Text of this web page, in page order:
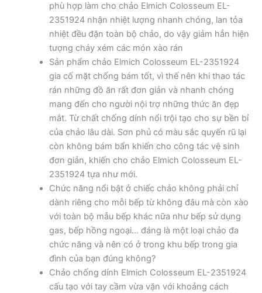
phù hợp làm cho chảo Elmich Colosseum EL-
2351924 nhận nhiệt lượng nhanh chóng, lan tỏa
nhiệt đều đặn toàn bộ chảo, do vậy giảm hẳn hiện
tượng cháy xém các món xào rán
Sản phẩm chảo Elmich Colosseum EL-2351924
gia cố mặt chống bám tốt, vì thế nên khi thao tác
rán những đồ ăn rất đơn giản và nhanh chóng
mang đến cho người nội trợ những thức ăn đẹp
mắt. Từ chất chống dính nổi trội tạo cho sự bền bỉ
của chảo lâu dài. Sơn phủ có màu sắc quyến rũ lại
còn không bám bẩn khiến cho công tác vệ sinh
đơn giản, khiến cho chảo Elmich Colosseum EL-
2351924 tựa như mới.
Chức năng nổi bật ở chiếc chảo không phải chỉ
dành riêng cho mỗi bếp từ không đâu mà còn xào
với toàn bộ mẫu bếp khác nữa như bếp sử dụng
gas, bếp hồng ngoại… đáng là một loại chảo đa
chức năng và nên có ở trong khu bếp trong gia
đình của bạn đúng không?
Chảo chống dính Elmich Colosseum EL-2351924
cấu tạo với tay cầm vừa vặn với khoảng cách